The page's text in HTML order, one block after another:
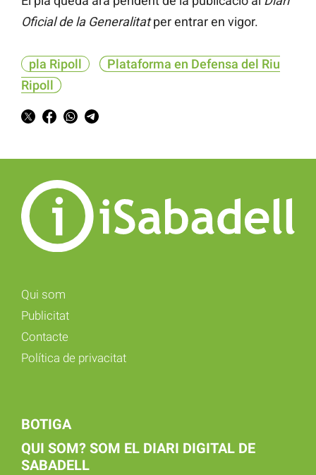
Oficial de la Generalitatper entrar en vigor.
pla Ripoll
Plataforma en Defensa del Riu
Ripoll
Qui som
Publicitat
Contacte
Política de privacitat
BOTIGA
QUI SOM? SOM EL DIARI DIGITAL DE
SABADELL